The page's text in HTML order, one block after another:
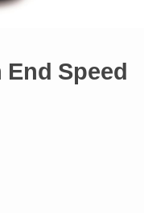
End Speed